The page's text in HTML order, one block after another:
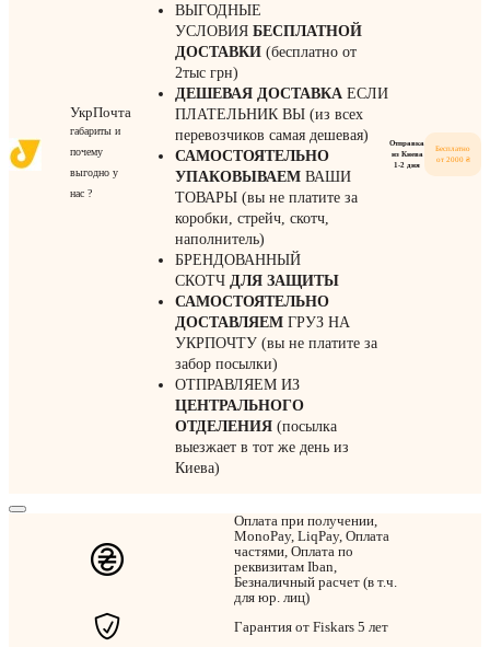
УкрПочта
габариты и
почему
выгодно у
нас ?
ВЫГОДНЫЕ
УСЛОВИЯ БЕСПЛАТНОЙ
ДОСТАВКИ (бесплатно от
2тыс грн)
ДЕШЕВАЯ ДОСТАВКА ЕСЛИ
ПЛАТЕЛЬНИК ВЫ (из всех
перевозчиков самая дешевая)
САМОСТОЯТЕЛЬНО
УПАКОВЫВАЕМ ВАШИ
ТОВАРЫ (вы не платите за
коробки, стрейч, скотч,
наполнитель)
БРЕНДОВАННЫЙ
СКОТЧ ДЛЯ ЗАЩИТЫ
САМОСТОЯТЕЛЬНО
ДОСТАВЛЯЕМ ГРУЗ НА
УКРПОЧТУ (вы не платите за
забор посылки)
ОТПРАВЛЯЕМ ИЗ
ЦЕНТРАЛЬНОГО
ОТДЕЛЕНИЯ (посылка
выезжает в тот же день из
Киева)
Отправка
из Киева
1-2 дня
Бесплатно
от 2000 ₴
Оплата при получении,
MonoPay, LiqPay, Оплата
частями, Оплата по
реквизитам Iban,
Безналичный расчет (в т.ч.
для юр. лиц)
Гарантия от Fiskars 5 лет